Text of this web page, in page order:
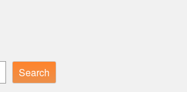
Search